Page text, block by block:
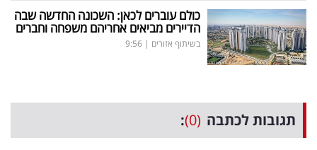
כולם עוברים לכאן: השכונה החדשה שבה
הדיירים מביאים אחריהם משפחה וחברים
בשיתוף אזורים |
9:56
תגובות לכתבה (0)
: